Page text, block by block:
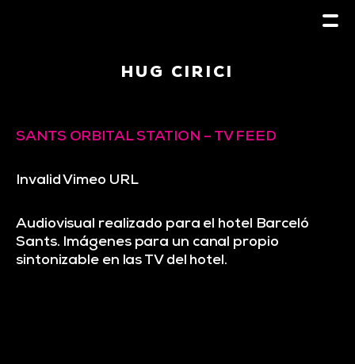
HUG CIRICI
SANTS ORBITAL STATION – TV FEED
Invalid Vimeo URL
Audiovisual realizado para el hotel Barceló
Sants. Imágenes para un canal propio
sintonizable en las TV del hotel.